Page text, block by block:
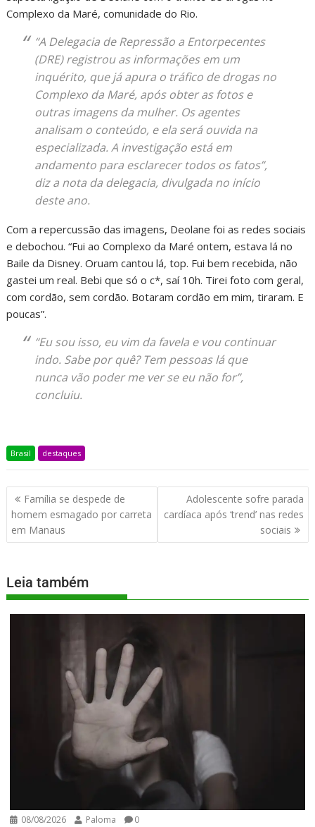
Complexo da Maré, comunidade do Rio.
“A Delegacia de Repressão a Entorpecentes
(DRE) registrou as informações em um
inquérito, que já apura o tráfico de drogas no
Complexo da Maré, após obter as fotos e
outras imagens da mulher. Os agentes
analisam o conteúdo, e ela será ouvida na
especializada. A investigação está em
andamento para esclarecer todos os fatos”,
diz a nota da delegacia, divulgada no início
deste ano.
Com a repercussão das imagens, Deolane foi as redes sociais
e debochou. “Fui ao Complexo da Maré ontem, estava lá no
Baile da Disney. Oruam cantou lá, top. Fui bem recebida, não
gastei um real. Bebi que só o c*, saí 10h. Tirei foto com geral,
com cordão, sem cordão. Botaram cordão em mim, tiraram. E
poucas”.
“Eu sou isso, eu vim da favela e vou continuar
indo. Sabe por quê? Tem pessoas lá que
nunca vão poder me ver se eu não for”,
concluiu.
Brasil destaques
Família se despede de
homem esmagado por carreta
em Manaus
Adolescente sofre parada
cardíaca após ‘trend’ nas redes
sociais
Leia também
08/08/2026 Paloma 0